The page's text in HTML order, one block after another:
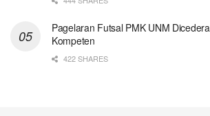
Pagelaran Futsal PMK UNM
Kompeten
422 SHARES